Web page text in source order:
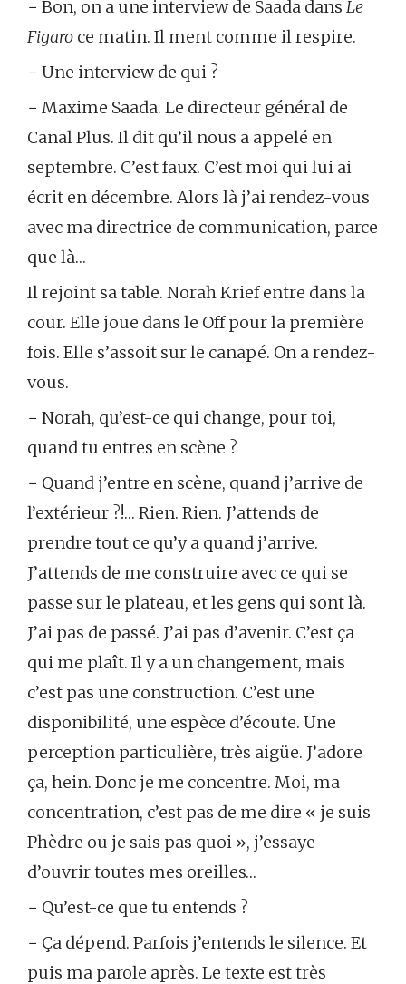
− Bon, on a une interview de Saada dans Le
Figaro ce matin. Il ment comme il respire.
− Une interview de qui ?
− Maxime Saada. Le directeur général de
Canal Plus. Il dit qu’il nous a appelé en
septembre. C’est faux. C’est moi qui lui ai
écrit en décembre. Alors là j’ai rendez-vous
avec ma directrice de communication, parce
que là…
Il rejoint sa table. Norah Krief entre dans la
cour. Elle joue dans le Off pour la première
fois. Elle s’assoit sur le canapé. On a rendez-
vous.
− Norah, qu’est-ce qui change, pour toi,
quand tu entres en scène ?
− Quand j’entre en scène, quand j’arrive de
l’extérieur ?!… Rien. Rien. J’attends de
prendre tout ce qu’y a quand j’arrive.
J’attends de me construire avec ce qui se
passe sur le plateau, et les gens qui sont là.
J’ai pas de passé. J’ai pas d’avenir. C’est ça
qui me plaît. Il y a un changement, mais
c’est pas une construction. C’est une
disponibilité, une espèce d’écoute. Une
perception particulière, très aigüe. J’adore
ça, hein. Donc je me concentre. Moi, ma
concentration, c’est pas de me dire « je suis
Phèdre ou je sais pas quoi », j’essaye
d’ouvrir toutes mes oreilles…
− Qu’est-ce que tu entends ?
− Ça dépend. Parfois j’entends le silence. Et
puis ma parole après. Le texte est très